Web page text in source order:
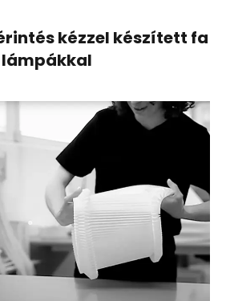
kézzel készített fa
lámpákkal